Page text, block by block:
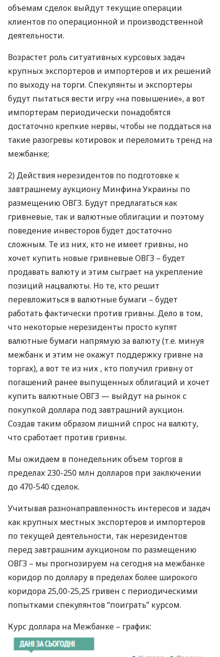
объемам сделок выйдут текущие операции
клиентов по операционной и производственной
деятельности.
Возрастет роль ситуативных курсовых задач
крупных экспортеров и импортеров и их решений
по выходу на торги. Спекулянты и экспортеры
будут пытаться вести игру «на повышение», а вот
импортерам периодически понадобятся
достаточно крепкие нервы, чтобы не поддаться на
такие разогревы котировок и переломить тренд на
межбанке;
2) Действия нерезидентов по подготовке к
завтрашнему аукциону Минфина Украины по
размещениюОВГЗ. Будут предлагаться как
гривневые, так и валютные облигации и поэтому
поведение инвесторов будет достаточно
сложным. Те из них, кто не имеет гривны, но
хочет купить новые гривневыеОВГЗ – будет
продавать валюту и этим сыграет на укрепление
позиций нацвалюты. Но те, кто решит
перевложиться в валютные бумаги – будет
работать фактически против гривны. Дело в том,
что некоторые нерезиденты просто купят
валютные бумаги напрямую за валюту (т.е. минуя
межбанк и этим не окажут поддержку гривне на
торгах), а вот те из них , кто получил гривну от
погашений ранее выпущенных облигаций и хочет
купить валютныеОВГЗ — выйдут на рынок с
покупкой доллара под завтрашний аукцион.
Создав таким образом лишний спрос на валюту,
что сработает против гривны.
Мы ожидаем в понедельник объем торгов в
пределах 230-250 млн долларов при заключении
до 470-540 сделок.
Учитывая разнонаправленность интересов и задач
как крупных местных экспортеров и импортеров
по текущей деятельности, так нерезидентов
перед завтрашним аукционом по размещению
ОВГЗ – мы прогнозируем на сегодня на межбанке
коридор по доллару в пределах более широкого
коридора 25,00-25,25 гривен с периодическими
попытками спекулянтов “поиграть” курсом.
Курс доллара на Межбанке – график: